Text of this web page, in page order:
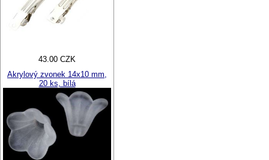
43.00 CZK
Akrylový zvonek 14x10 mm,
20 ks, bílá